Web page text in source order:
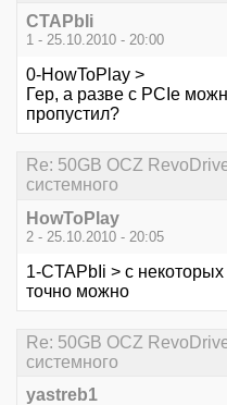
CTAPbIi
1 - 25.10.2010 - 20:00
0-HowToPlay >
Гер, а разве с PCIe
пропустил?
Re: 50GB OCZ
системного
HowToPlay
2 - 25.10.2010 - 20:05
1-CTAPbIi > с
точно можно
Re: 50GB OCZ
системного
yastreb1